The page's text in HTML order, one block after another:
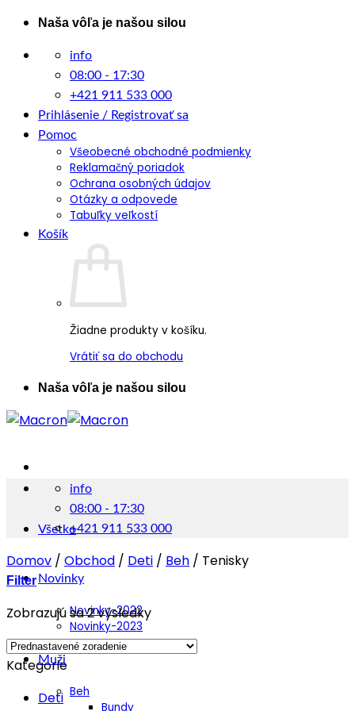
Skip
content
Naša vôľa je našou silou
info
08:00 - 17:30
+421 911 533 000
Prihlásenie / Registrovať sa
Pomoc
Všeobecné obchodné podmienky
Reklamačný poriadok
Ochrana osobných údajov
Otázky a odpovede
Tabuľky veľkostí
Košík
Žiadne produkty v košíku.
Vrátiť sa do obchodu
Naša vôľa je našou silou
Všetko
Novinky
Novinky-2022
Novinky-2023
Muži
Beh
Bundy
info
08:00 - 17:30
+421 911 533 000
Domov / Obchod / Deti / Beh / Tenisky
Filter
Zobrazujú sa 2 výsledky
Kategorie
Deti